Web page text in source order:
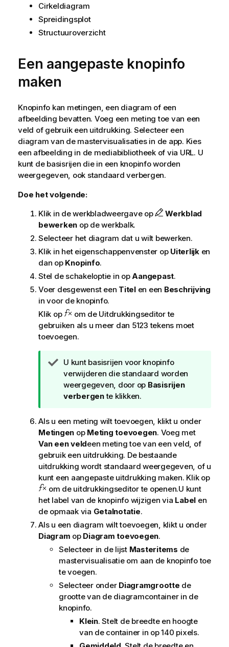
Cirkeldiagram
Spreidingsplot
Structuuroverzicht
Een aangepaste knopinfo
maken
Knopinfo kan metingen, een diagram of een
afbeelding bevatten. Voeg een meting toe van een
veld of gebruik een uitdrukking. Selecteer een
diagram van de mastervisualisaties in de app. Kies
een afbeelding in de mediabibliotheek of via URL. U
kunt de basisrijen die in een knopinfo worden
weergegeven, ook standaard verbergen.
Doe het volgende:
Klik in de werkbladweergave op
Werkblad
bewerken op de werkbalk.
Selecteer het diagram dat u wilt bewerken.
Klik in het eigenschappenvenster op Uiterlijken
dan op Knopinfo.
Stel de schakeloptie in opAangepast.
Voer desgewenst een Titelen een Beschrijving
in voor de knopinfo.
Klik op
om de Uitdrukkingseditor te
gebruiken als u meer dan 5123 tekens moet
toevoegen.
T
i
p
U kunt basisrijen voor knopinfo
verwijderen die standaard worden
weergegeven, door op Basisrijen
verbergente klikken.
Als u een meting wilt toevoegen, klikt u onder
Metingen op Meting toevoegen. Voeg met
Van een veldeen meting toe van een veld, of
gebruik een uitdrukking. De bestaande
uitdrukking wordt standaard weergegeven, of u
kunt een aangepaste uitdrukking maken. Klik op
om de uitdrukkingseditor te openen.U kunt
het label van de knopinfo wijzigen via Label en
de opmaak via Getalnotatie.
Als u een diagram wilt toevoegen, klikt u onder
Diagram op Diagram toevoegen.
Selecteer in de lijst Masteritems de
mastervisualisatie om aan de knopinfo toe
te voegen.
Selecteer onder Diagramgrootte de
grootte van de diagramcontainer in de
knopinfo.
Klein. Stelt de breedte en hoogte
van de container in op 140 pixels.